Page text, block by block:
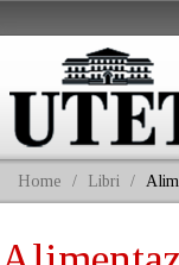
Home / Libri /